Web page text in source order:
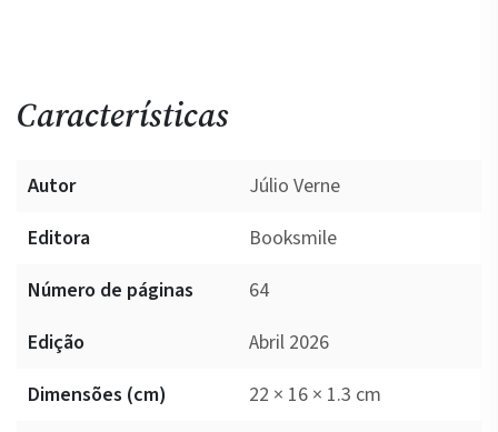
Características
Autor
Júlio Verne
Editora
Booksmile
Número de páginas
64
Edição
Abril 2026
Dimensões (cm)
22 × 16 × 1.3 cm